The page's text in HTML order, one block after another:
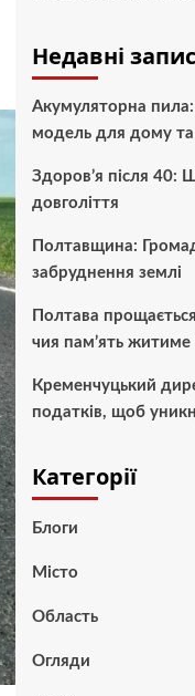
Недавні
Акумуляторна
модель для дому та
Здоров’я після 40:
довголіття
Полтавщина:
забруднення землі
Полтава
чия пам’ять житиме
Кременчуцький
податків, щоб
Категорії
Блоги
Місто
Область
Огляди